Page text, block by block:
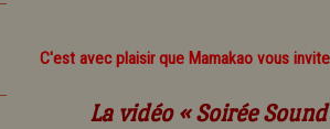
C'est avec plaisir que Mamakao vous
La vidéo « Soirée